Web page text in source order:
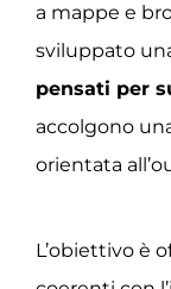
a mappe e
sviluppato
pensati per
accolgono
orientata
L’obiettivo è